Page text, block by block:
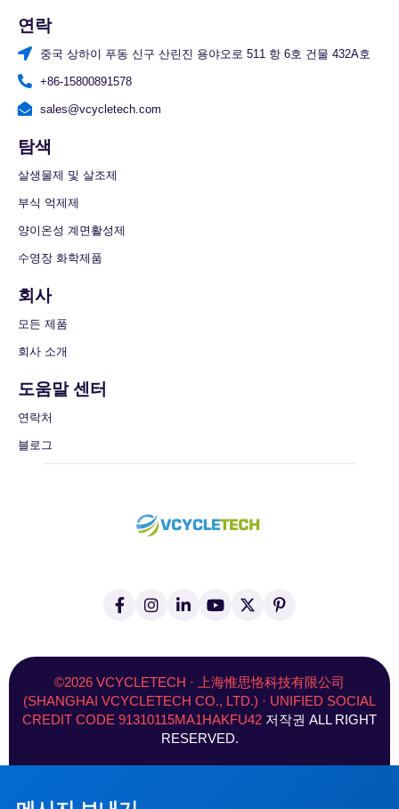
연락
중국 상하이 푸동 신구 산린진 용야오로 511 항 6호 건물 432A호
+86-15800891578
sales@vcycletech.com
탐색
살생물제 및 살조제
부식 억제제
양이온성 계면활성제
수영장 화학제품
회사
모든 제품
회사 소개
도움말 센터
연락처
블로그
페
이
-
f
인
스
램
크
유
튜
엑
스
위
터
)
핀
터
트
©2026 VCYCLETECH · 上海惟思恪科技有限公司
(SHANGHAI VCYCLETECH CO., LTD.) · UNIFIED SOCIAL
CREDIT CODE 91310115MA1HAKFU42 저작권 ALL RIGHT
RESERVED.